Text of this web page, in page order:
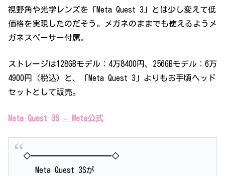
視野角や光学レンズを「Meta Quest 3」とは少し変えて低
価格を実現したのだそう。メガネのままでも使えるようメ
ガネスペーサー付属。
ストレージは128GBモデル：4万8400円、256GBモデル：6万
4900円（税込）と、「Meta Quest 3」よりもお手頃ヘッド
セットとして販売。
Meta Quest 3S – Meta公式
◇━━━━━━━━━━◇
Meta Quest 3Sが